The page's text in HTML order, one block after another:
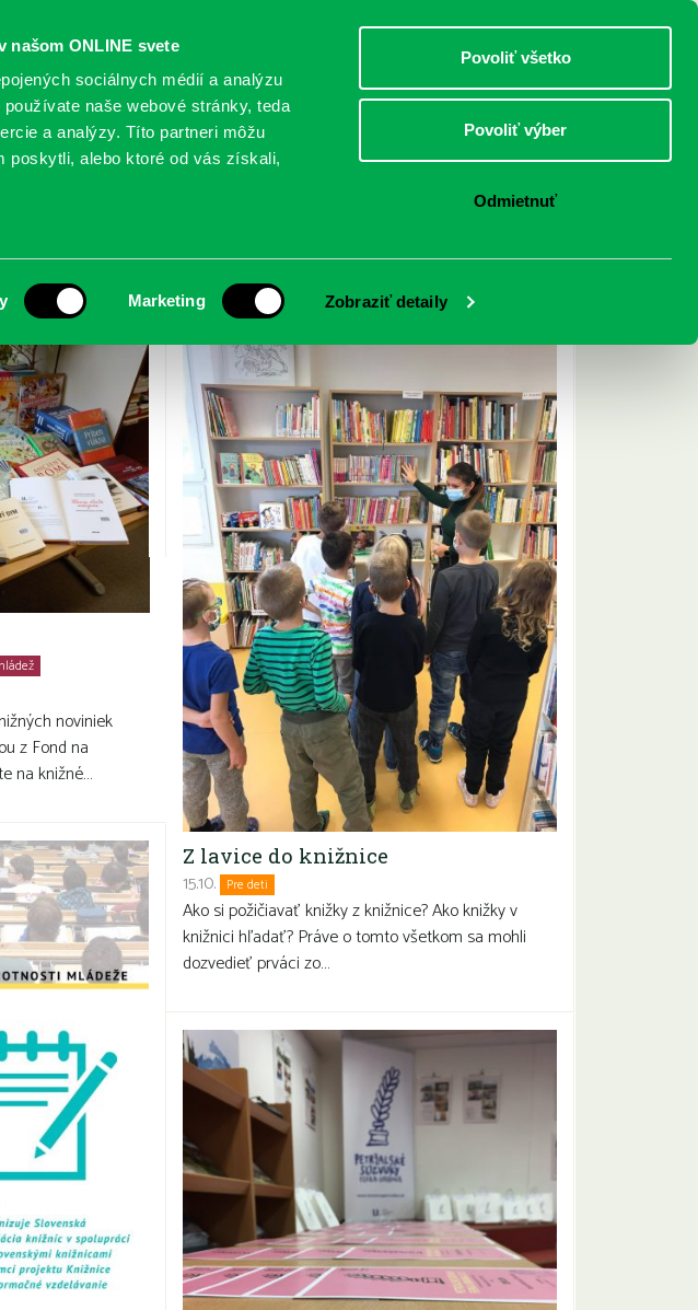
našom ONLINE svete
sociálnych médií a analýzu
naše webové stránky, teda
a analýzy. Títo partneri môžu
poskytli, alebo ktoré od vás získali,
Marketing Zobraziť detaily
Povoliť všetko
Povoliť výber
Odmietnuť
DOSPELÍ
POBOČKY O KNIŽNICI
noviniek
z Fond na
na knižné…
Z lavice do knižnice
15.10. Pre deti
Ako si požičiavať knižky z knižnice? Ako knižky v
knižnici hľadať? Práve o tomto všetkom sa mohli
dozvedieť prváci zo…